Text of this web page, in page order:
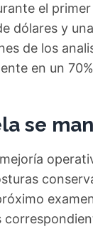
el
dólares y
de los
en un
se